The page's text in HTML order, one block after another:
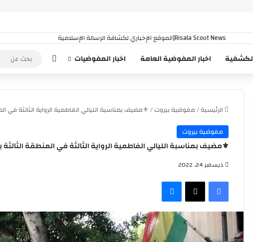
اخبار المفوضية العامة اخبار المفوضيات إضافة عمود
الرئيسية/مفوضية بيروت/ ⚜️مضيف بمناسبة الليالي الفاطمية الرواية الثالثة في
مفوضية بيروت
⚜️مضيف بمناسبة الليالي الفاطمية الرواية الثالثة في المنطقة الثالثة
ديسمبر 24, 2022
فيسبوك
‫X ماسنجر